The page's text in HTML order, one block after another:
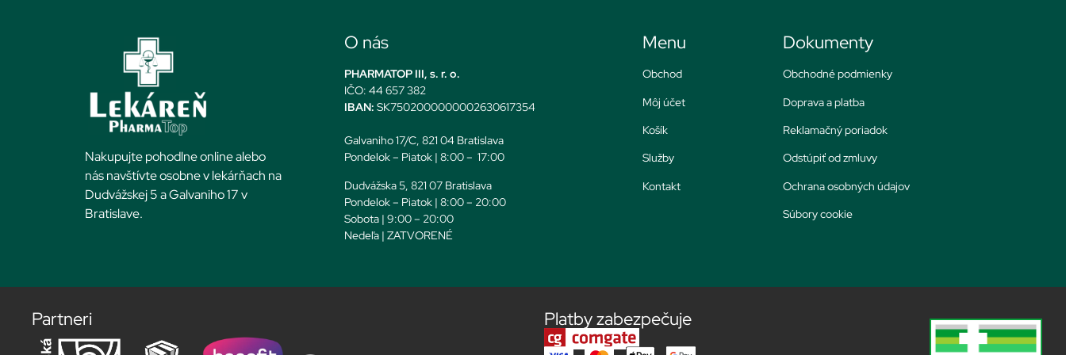
Nakupujte pohodlne online alebo
nás navštívte osobne v lekárňach na
Dudvážskej 5 a Galvaniho 17 v
Bratislave.
O nás
PHARMATOP III, s. r. o.
IČO: 44 657 382
IBAN: SK7502000000002630617354
Galvaniho 17/C, 821 04 Bratislava
Pondelok – Piatok | 8:00 – 17:00
Dudvážska 5, 821 07 Bratislava
Pondelok – Piatok | 8:00 – 20:00
Sobota | 9:00 – 20:00
Nedeľa | ZATVORENÉ
Menu
Obchod
Môj účet
Košík
Služby
Kontakt
Dokumenty
Obchodné podmienky
Doprava a platba
Reklamačný poriadok
Odstúpiť od zmluvy
Ochrana osobných údajov
Súbory cookie
Partneri Platby zabezpečuje